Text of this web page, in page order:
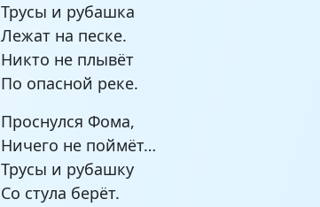
Трусы и рубашка
Лежат на песке.
Никто не плывёт
По опасной реке.
Проснулся Фома,
Ничего не поймёт…
Трусы и рубашку
Со стула берёт.